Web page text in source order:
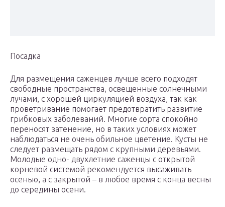
Посадка
Для размещения саженцев лучше всего подходят
свободные пространства, освещенные солнечными
лучами, с хорошей циркуляцией воздуха, так как
проветривание помогает предотвратить развитие
грибковых заболеваний. Многие сорта спокойно
переносят затенение, но в таких условиях может
наблюдаться не очень обильное цветение. Кусты не
следует размещать рядом с крупными деревьями.
Молодые одно- двухлетние саженцы с открытой
корневой системой рекомендуется высаживать
осенью, а с закрытой – в любое время с конца весны
до середины осени.